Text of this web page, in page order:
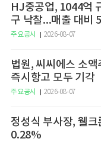
HJ중공업, 1044억
구 낙찰...매출 대비
주요공시 2026-08-07
법원, 씨씨에스 소
즉시항고 모두 기각
주요공시 2026-08-07
정성식 부사장, 웰크론
0.28%